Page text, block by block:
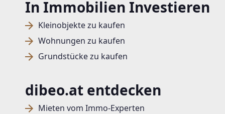
In Immobilien Investieren
Kleinobjekte zu kaufen
Wohnungen zu kaufen
Grundstücke zu kaufen
dibeo.at entdecken
Mieten vom Immo-Experten